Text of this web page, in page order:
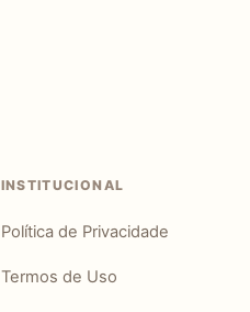
INSTITUCIONAL
Política de Privacidade
Termos de Uso